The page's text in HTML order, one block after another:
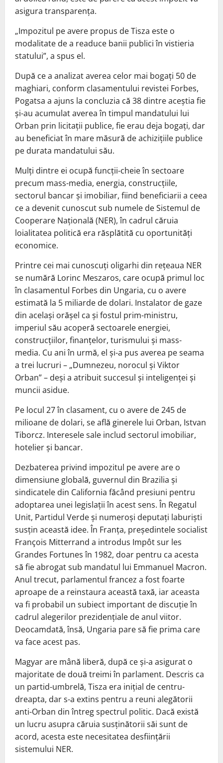
asigura transparența.
„Impozitul pe avere propus de Tisza este o
modalitate de a readuce banii publici în vistieria
statului”, a spus el.
După ce a analizat averea celor mai bogați 50 de
maghiari, conform clasamentului revistei Forbes,
Pogatsa a ajuns la concluzia că 38 dintre aceștia fie
și-au acumulat averea în timpul mandatului lui
Orban prin licitații publice, fie erau deja bogați, dar
au beneficiat în mare măsură de achizițiile publice
pe durata mandatului său.
Mulți dintre ei ocupă funcții-cheie în sectoare
precum mass-media, energia, construcțiile,
sectorul bancar și imobiliar, fiind beneficiarii a ceea
ce a devenit cunoscut sub numele de Sistemul de
Cooperare Națională (NER), în cadrul căruia
loialitatea politică era răsplătită cu oportunități
economice.
Printre cei mai cunoscuți oligarhi din rețeaua NER
se numără Lorinc Meszaros, care ocupă primul loc
în clasamentul Forbes din Ungaria, cu o avere
estimată la 5 miliarde de dolari. Instalator de gaze
din același orășel ca și fostul prim-ministru,
imperiul său acoperă sectoarele energiei,
construcțiilor, finanțelor, turismului și mass-
media. Cu ani în urmă, el și-a pus averea pe seama
a trei lucruri – „Dumnezeu, norocul și Viktor
Orban” – deși a atribuit succesul și inteligenței și
muncii asidue.
Pe locul 27 în clasament, cu o avere de 245 de
milioane de dolari, se află ginerele lui Orban, Istvan
Tiborcz. Interesele sale includ sectorul imobiliar,
hotelier și bancar.
Dezbaterea privind impozitul pe avere are o
dimensiune globală, guvernul din Brazilia și
sindicatele din California făcând presiuni pentru
adoptarea unei legislații în acest sens. În Regatul
Unit, Partidul Verde și numeroși deputați laburiști
susțin această idee. În Franța, președintele socialist
François Mitterrand a introdus Impôt sur les
Grandes Fortunes în 1982, doar pentru ca acesta
să fie abrogat sub mandatul lui Emmanuel Macron.
Anul trecut, parlamentul francez a fost foarte
aproape de a reinstaura această taxă, iar aceasta
va fi probabil un subiect important de discuție în
cadrul alegerilor prezidențiale de anul viitor.
Deocamdată, însă, Ungaria pare să fie prima care
va face acest pas.
Magyar are mână liberă, după ce și-a asigurat o
majoritate de două treimi în parlament. Descris ca
un partid-umbrelă, Tisza era inițial de centru-
dreapta, dar s-a extins pentru a reuni alegătorii
anti-Orban din întreg spectrul politic. Dacă există
un lucru asupra căruia susținătorii săi sunt de
acord, acesta este necesitatea desființării
sistemului NER.